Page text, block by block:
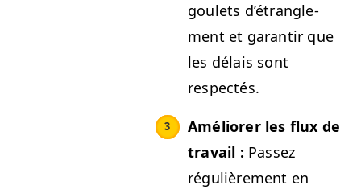
goulets d’é­tran­gle­
ment et garan­tir que
les délais sont
respectés.
Amélior­er les flux de
tra­vail : Passez
régulière­ment en